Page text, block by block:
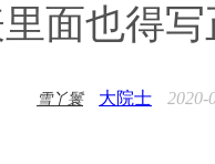
面也得
雪丫鬟 大院士 2020-